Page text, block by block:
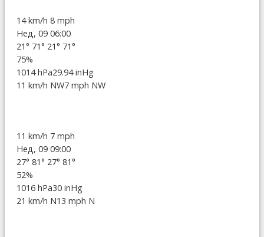
14 km/h 8 mph
Нед, 09 06:00
21° 71° 21° 71°
75%
1014 hPa29.94 inHg
11 km/h NW7 mph NW
11 km/h 7 mph
Нед, 09 09:00
27° 81° 27° 81°
52%
1016 hPa30 inHg
21 km/h N13 mph N